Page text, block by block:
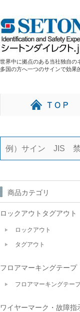
世界中に拠点のある当社独自の
多国の方へ一つのサインで効果
商品カテゴリ
ロックアウトタグアウト
ロックアウト
タグアウト
フロアマーキングテープ
フロアマーキングテー
ワイヤーマーク・故障指